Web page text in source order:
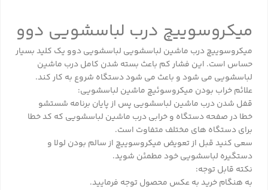
میکروسوییچ درب لباسشویی دوو
میکروسوییچ درب ماشین لباسشویی لباسشویی دوو یک کلید بسیار
حساس است. این فشار کم باعث بسته شدن کامل درب ماشین
لباسشویی می شود و باعث می شود دستگاه شروع به کار کند.
علائم خراب بودن میکروسوئیچ ماشین لباسشویی:
قفل شدن درب ماشین لباسشویی پس از پایان برنامه شستشو
خطا در صفحه دستگاه و خرابی درب ماشین لباسشویی که کد خطا
برای دستگاه های مختلف متفاوت است.
سعی کنید قبل از تعویض میکروسوییچ از سالم بودن لولا و
دستگیره لباسشویی خود مطمئن شوید.
نکته قابل توجه:
به هنگام خرید به عکس محصول توجه فرمایید.